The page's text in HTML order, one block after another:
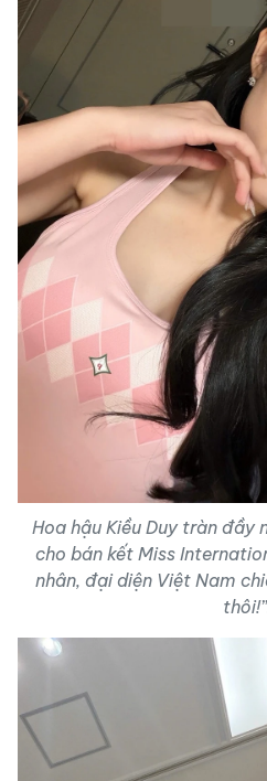
Hoa hậu Kiều Duy tràn đầy
cho bán kết Miss
nhân, đại diện Việt Nam